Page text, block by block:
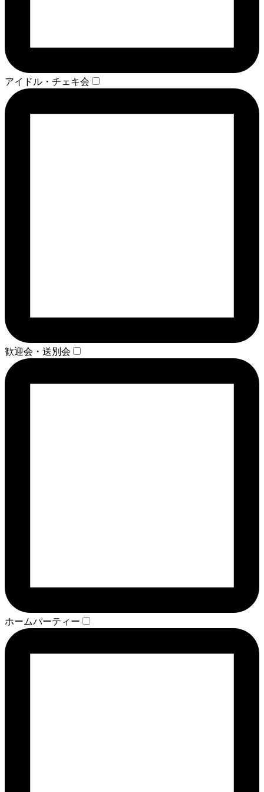
アイドル・チェキ会
歓迎会・送別会
ホームパーティー